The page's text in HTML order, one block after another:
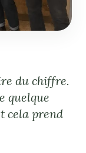
du chiffre.
quelque
cela prend